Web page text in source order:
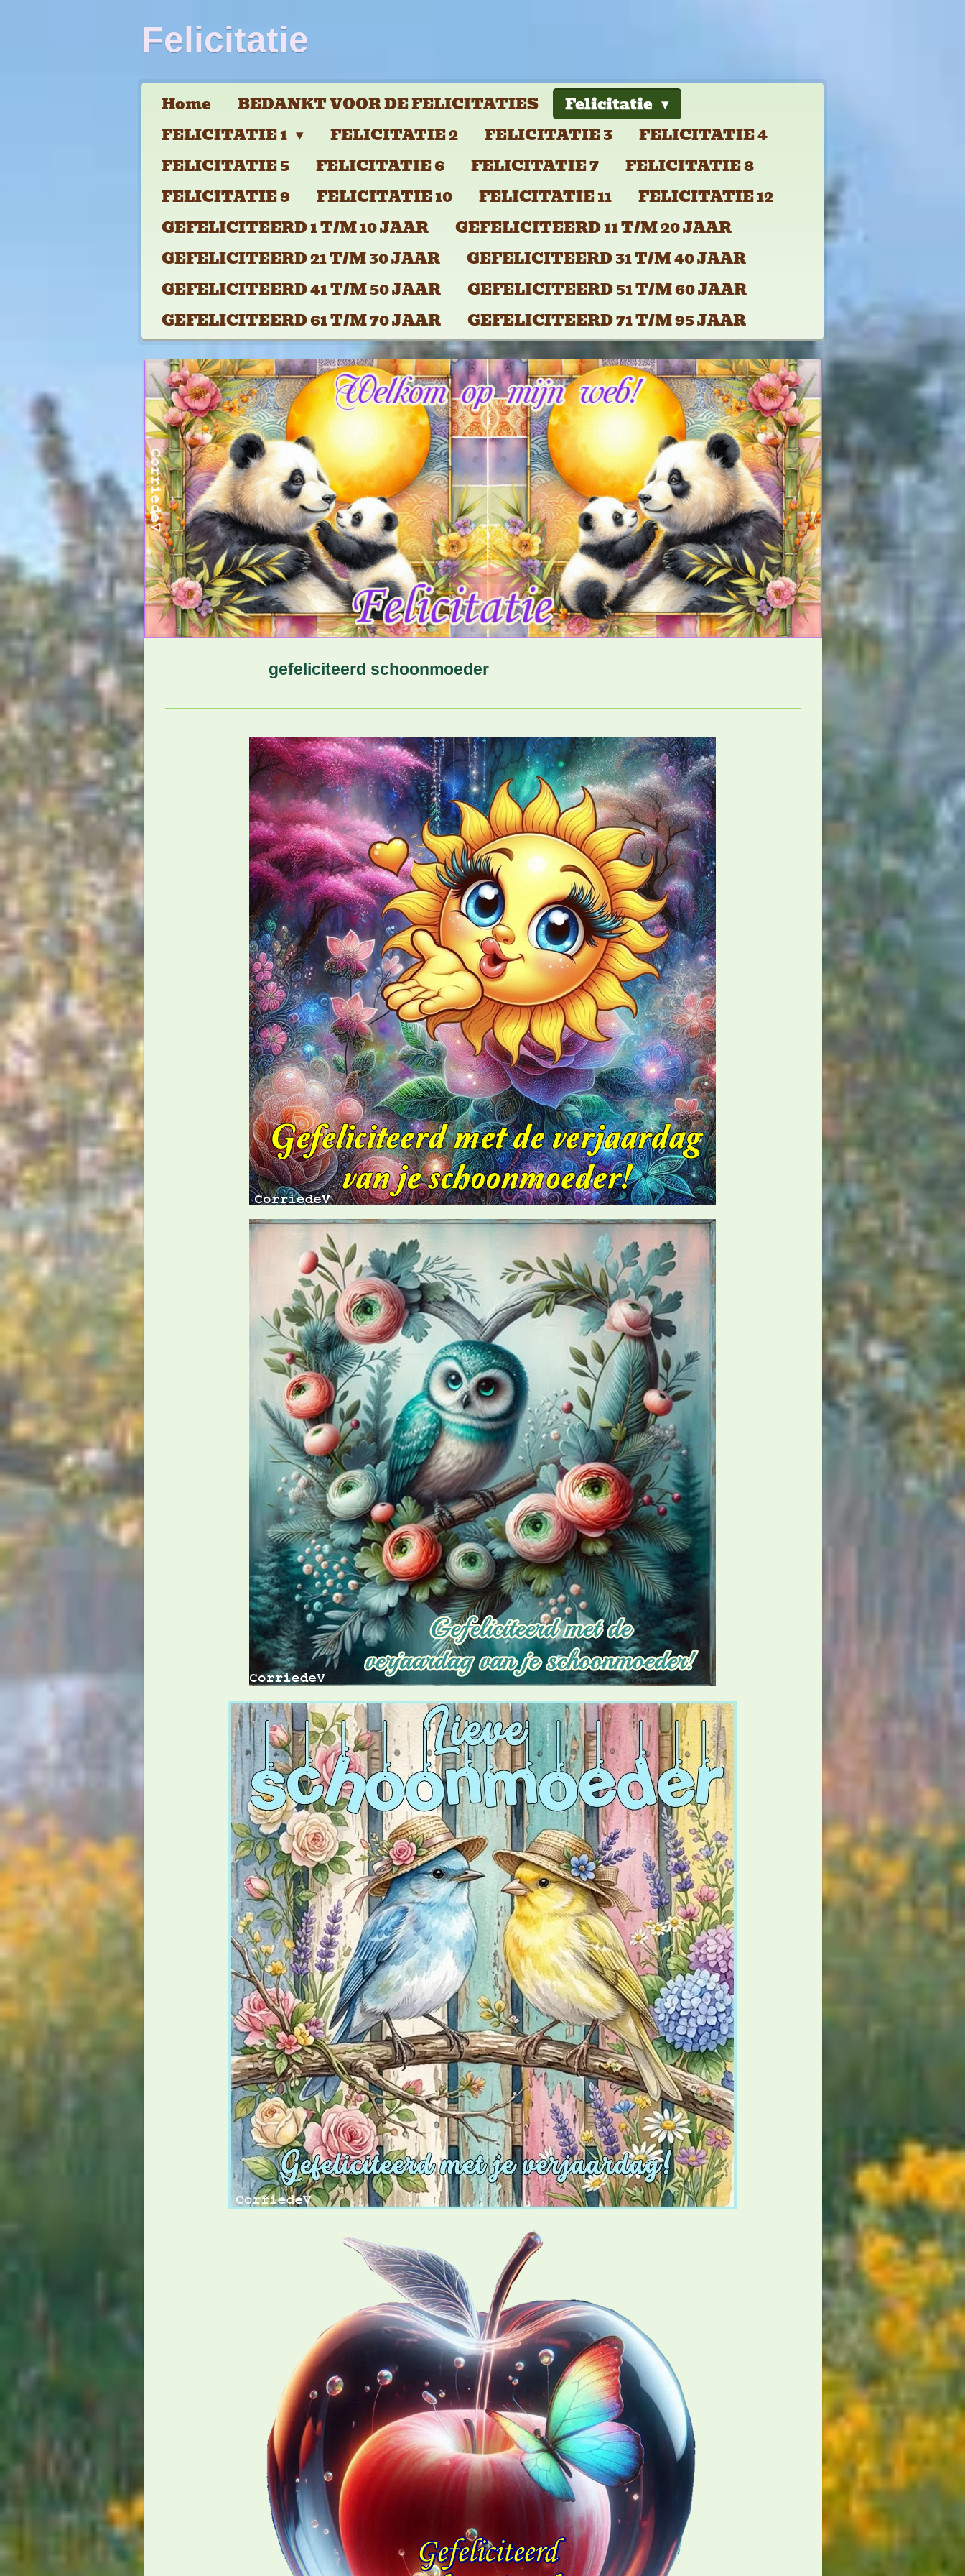
Felicitatie
Home BEDANKT VOOR DE FELICITATIES
Felicitatie
FELICITATIE 1
FELICITATIE 2 FELICITATIE 3
FELICITATIE 4
FELICITATIE 5
FELICITATIE 6 FELICITATIE 7
FELICITATIE 8
FELICITATIE 9
FELICITATIE 10 FELICITATIE 11
FELICITATIE 12
GEFELICITEERD 1 T/M 10 JAAR
GEFELICITEERD 11 T/M 20 JAAR
GEFELICITEERD 21 T/M 30 JAAR
GEFELICITEERD 31 T/M 40 JAAR
GEFELICITEERD 41 T/M 50 JAAR
GEFELICITEERD 51 T/M 60 JAAR
GEFELICITEERD 61 T/M 70 JAAR
GEFELICITEERD 71 T/M 95 JAAR
gefeliciteerd schoonmoeder